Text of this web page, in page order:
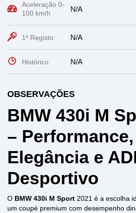
Aceleração 0-
100 km/h
N/A
1º Registo: N/A
Histórico N/A
OBSERVAÇÕES
BMW 430i M
– Performance,
Elegância e
Desportivo
O BMW 430i M Sport 2021 é a escolha
um coupé premium com desempenho